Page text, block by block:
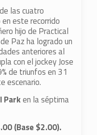
las cuatro
este recorrido
hijo de Practical
Paz ha logrado un
anteriores al
con el jockey Jose
de triunfos en 31
escenario.
Parken la séptima
(Base $2.00).